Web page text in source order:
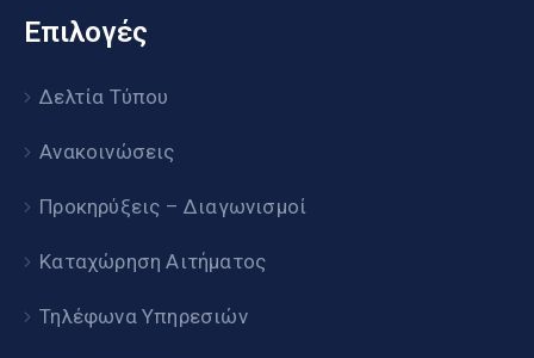
Επιλογές
Δελτία Τύπου
Ανακοινώσεις
Προκηρύξεις – Διαγωνισμοί
Καταχώρηση Αιτήματος
Τηλέφωνα Υπηρεσιών